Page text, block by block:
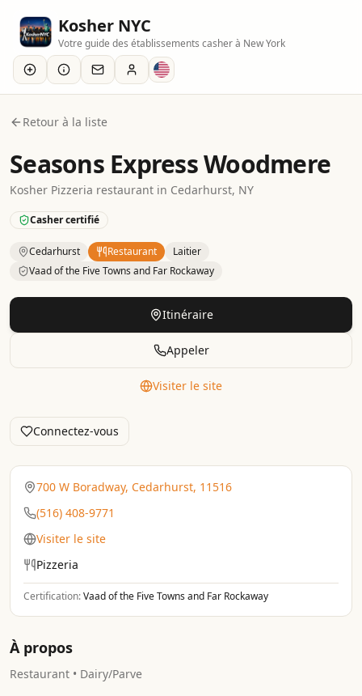
Kosher NYC
Votre guide des établissements casher à New York
Retour à la liste
Seasons Express Woodmere
Kosher Pizzeria restaurant in Cedarhurst, NY
Casher certifié
Cedarhurst Restaurant
Laitier
Vaad of the Five Towns and Far Rockaway
Kosher Category:
Itinéraire
Appeler
Visiter le site
Connectez-vous
700 W Boradway, Cedarhurst, 11516
(516) 408-9771
Visiter le site
Pizzeria
Certification:Vaad of the Five Towns and Far Rockaway
À propos
Restaurant • Dairy/Parve